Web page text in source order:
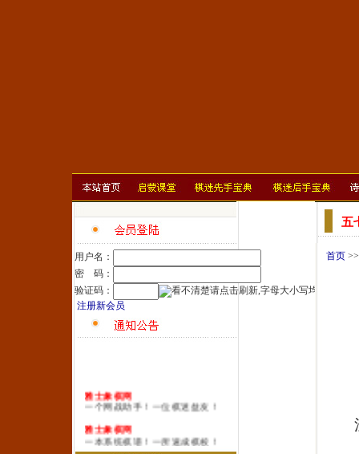
用户名：
密 码：
验证码：
注册新会员
雅士象棋网
一个网战助手！一位棋迷益友！
雅士象棋网
一本系统棋谱！一所速成棋校！
五
首页